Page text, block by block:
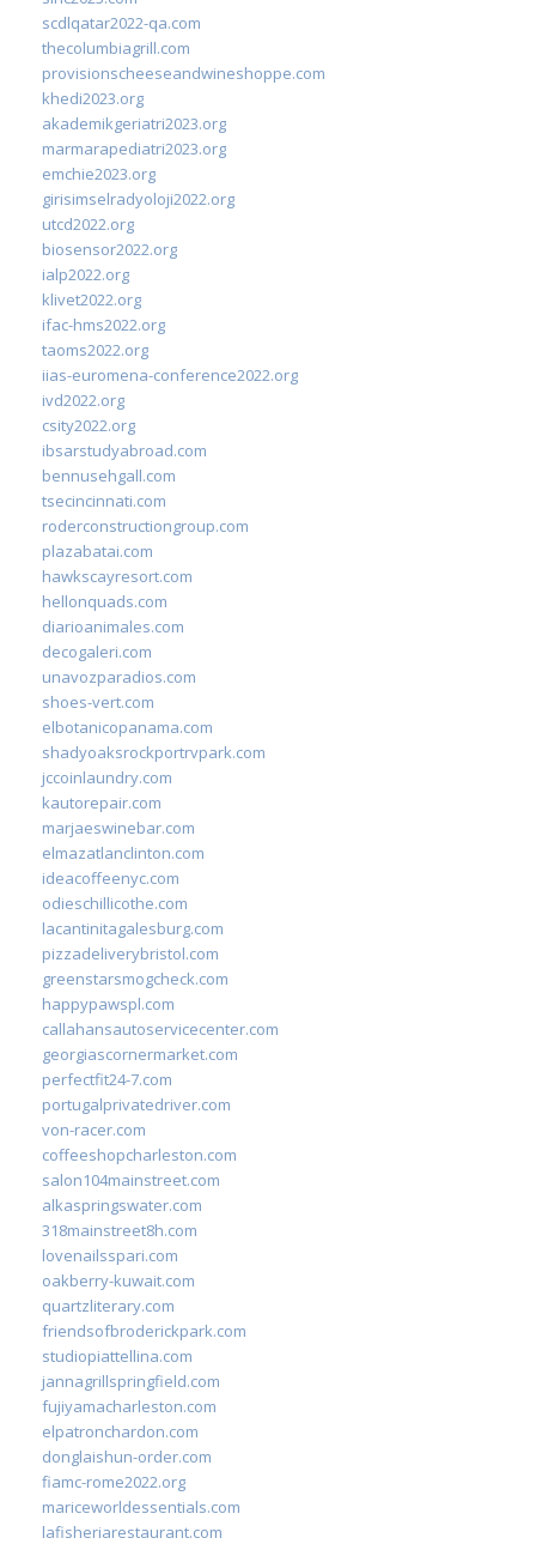
scdlqatar2022-qa.com
thecolumbiagrill.com
provisionscheeseandwineshoppe.com
khedi2023.org
akademikgeriatri2023.org
marmarapediatri2023.org
emchie2023.org
girisimselradyoloji2022.org
utcd2022.org
biosensor2022.org
ialp2022.org
klivet2022.org
ifac-hms2022.org
taoms2022.org
iias-euromena-conference2022.org
ivd2022.org
csity2022.org
ibsarstudyabroad.com
bennusehgall.com
tsecincinnati.com
roderconstructiongroup.com
plazabatai.com
hawkscayresort.com
hellonquads.com
diarioanimales.com
decogaleri.com
unavozparadios.com
shoes-vert.com
elbotanicopanama.com
shadyoaksrockportrvpark.com
jccoinlaundry.com
kautorepair.com
marjaeswinebar.com
elmazatlanclinton.com
ideacoffeenyc.com
odieschillicothe.com
lacantinitagalesburg.com
pizzadeliverybristol.com
greenstarsmogcheck.com
happypawspl.com
callahansautoservicecenter.com
georgiascornermarket.com
perfectfit24-7.com
portugalprivatedriver.com
von-racer.com
coffeeshopcharleston.com
salon104mainstreet.com
alkaspringswater.com
318mainstreet8h.com
lovenailsspari.com
oakberry-kuwait.com
quartzliterary.com
friendsofbroderickpark.com
studiopiattellina.com
jannagrillspringfield.com
fujiyamacharleston.com
elpatronchardon.com
donglaishun-order.com
fiamc-rome2022.org
mariceworldessentials.com
lafisheriarestaurant.com